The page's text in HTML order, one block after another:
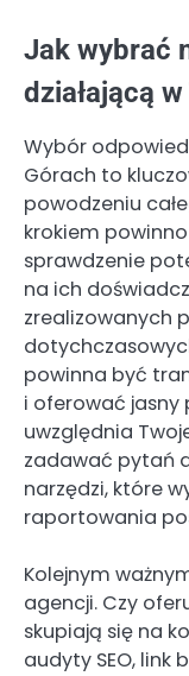
Jak wybrać
działającą
Wybór
Górach to
powodzeniu
krokiem
sprawdzenie
na ich
zrealizowanych
powinna być
i oferować jasny
uwzględnia
zadawać pytań
narzędzi, które
raportowania
Kolejnym
agencji. Czy
skupiają się na
audyty SEO,